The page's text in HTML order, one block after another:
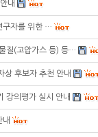
내
구자를 위한 …
질(고압가스 등) 등…
상 후보자 추천 안내
강의평가 실시 안내
내